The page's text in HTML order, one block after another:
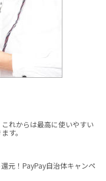
れからは最高に使いやすい
す。
元！PayPay自治体キャンペ